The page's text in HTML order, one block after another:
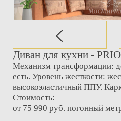
Диван для кухни -
Механизм трансформации:
есть. Уровень жесткости:
высокоэластичный ППУ.
Стоимость:
от 75 990 руб. погонный